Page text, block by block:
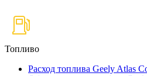
Топливо
Расход топлива Geely Atlas